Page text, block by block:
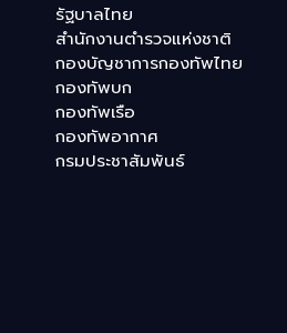
รัฐบาลไทย
สำนักงานตำรวจแห่งชาติ
กองบัญชาการกองทัพไทย
กองทัพบก
กองทัพเรือ
กองทัพอากาศ
กรมประชาสัมพันธ์